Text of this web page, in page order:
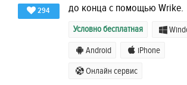
294
до конца с помощью Wrike.
Условно бесплатная
Android iPhone
Онлайн сервис